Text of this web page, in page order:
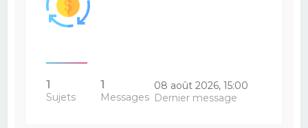
1
Sujets
1
Messages
08 août 2026, 15:00
Dernier message